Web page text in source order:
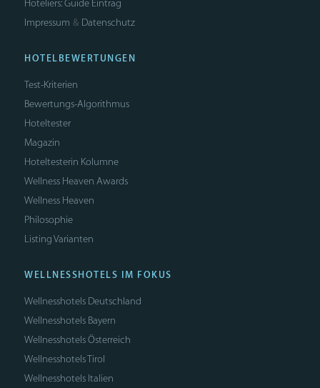
Hoteliers: Guide Eintrag
Impressum & Datenschutz
HOTELBEWERTUNGEN
Test-Kriterien
Bewertungs-Algorithmus
Hoteltester
Magazin
Hoteltesterin Kolumne
Wellness Heaven Awards
Wellness Heaven
Philosophie
Listing Varianten
WELLNESSHOTELS IM FOKUS
Wellnesshotels Deutschland
Wellnesshotels Bayern
Wellnesshotels Österreich
Wellnesshotels Tirol
Wellnesshotels Italien